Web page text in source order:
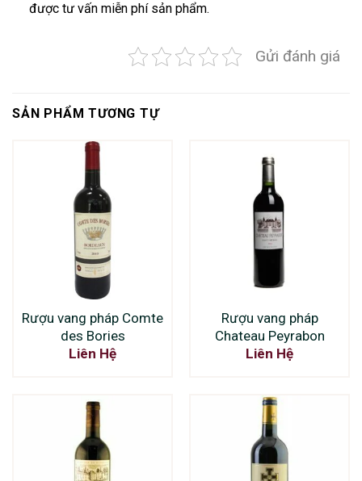
được tư vấn miễn phí sản phẩm.
Gửi đánh giá
SẢN PHẨM TƯƠNG TỰ
Rượu vang pháp Comte
des Bories
Liên Hệ
Rượu vang pháp
Chateau Peyrabon
Liên Hệ